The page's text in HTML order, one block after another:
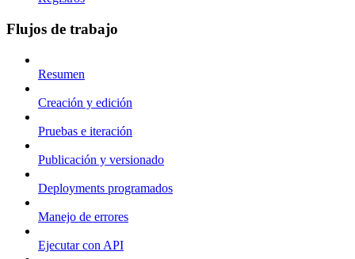
Flujos de trabajo
Resumen
Creación y edición
Pruebas e iteración
Publicación y versionado
Deployments programados
Manejo de errores
Ejecutar con API